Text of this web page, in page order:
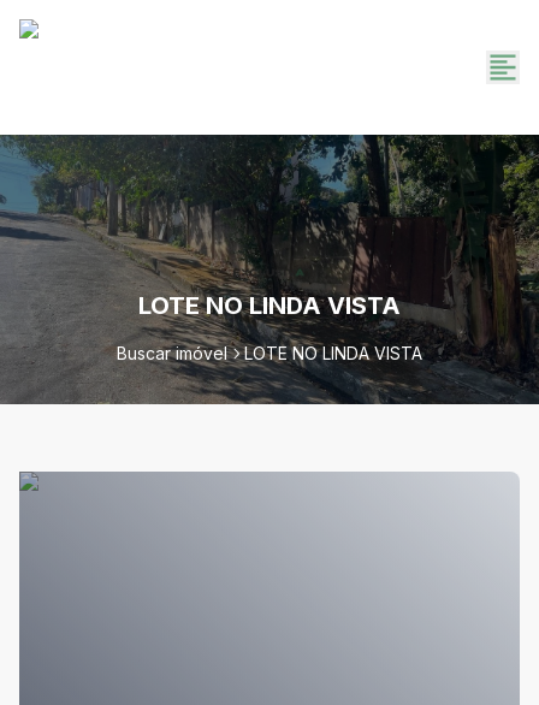
LOTE NO LINDA VISTA
Buscar imóvel LOTE NO LINDA VISTA